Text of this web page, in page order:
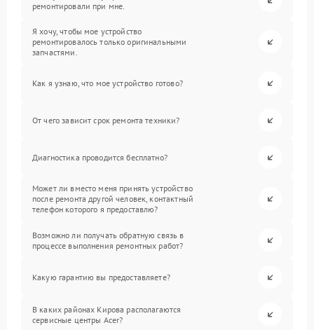
ремонтировали при мне.
Я хочу, чтобы мое устройство
ремонтировалось только оригинальными
запчастями.
Как я узнаю, что мое устройство готово?
От чего зависит срок ремонта техники?
Диагностика проводится бесплатно?
Может ли вместо меня принять устройство
после ремонта другой человек, контактный
телефон которого я предоставлю?
Возможно ли получать обратную связь в
процессе выполнения ремонтных работ?
Какую гарантию вы предоставляете?
В каких районах Кирова располагаются
сервисные центры Acer?